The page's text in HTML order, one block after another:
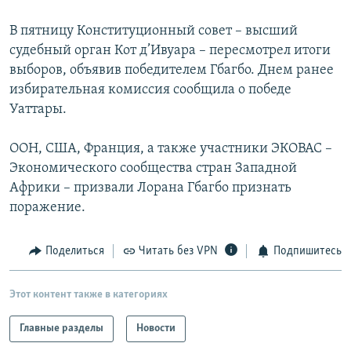
Все сайты РСЕ/РС
В пятницу Конституционный совет – высший
судебный орган Кот д’Ивуара – пересмотрел итоги
выборов, объявив победителем Гбагбо. Днем ранее
избирательная комиссия сообщила о победе
Уаттары.
ООН, США, Франция, а также участники ЭКОВАС –
Экономического сообщества стран Западной
Африки – призвали Лорана Гбагбо признать
поражение.
Поделиться Читать без VPN Подпишитесь
Этот контент также в категориях
Главные разделы Новости